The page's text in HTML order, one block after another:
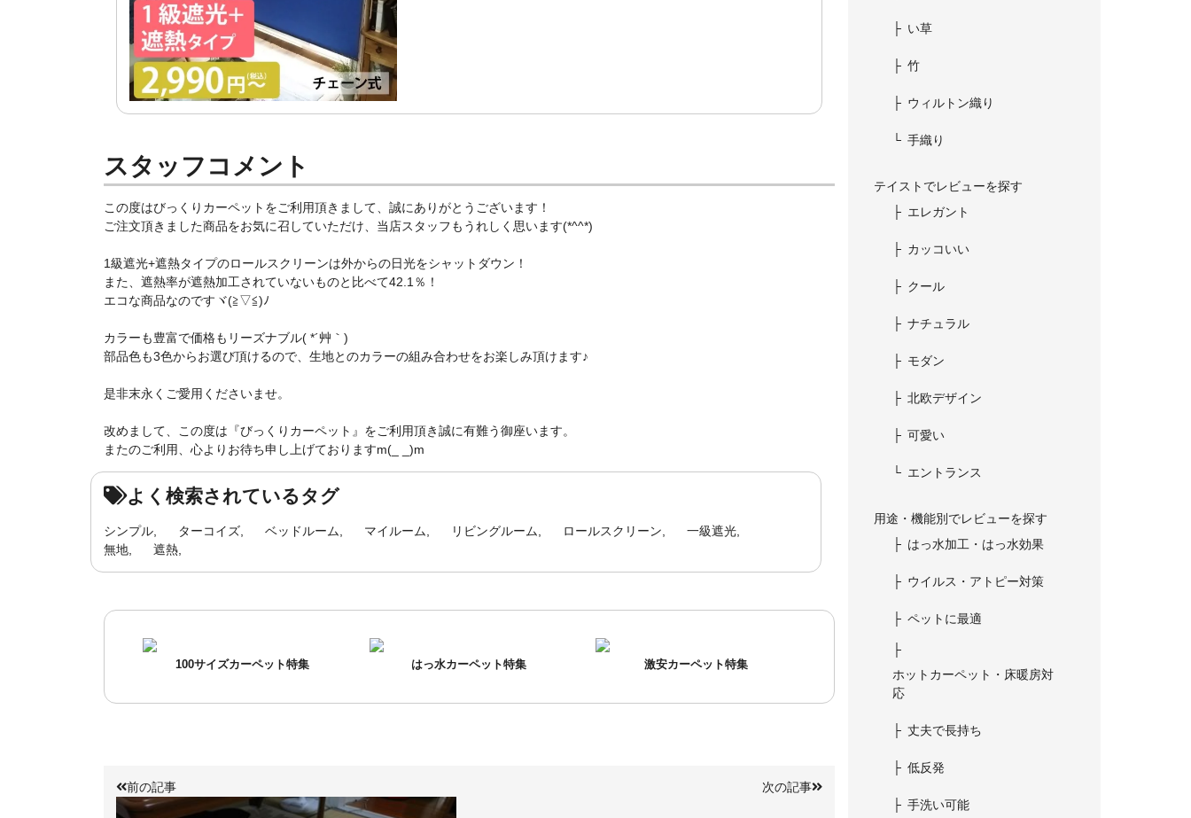
スタッフコメント
この度はびっくりカーペットをご利用頂きまして、誠にありがとうございます！
ご注文頂きました商品をお気に召していただけ、当店スタッフもうれしく思います(*^^*)
1級遮光+遮熱タイプのロールスクリーンは外からの日光をシャットダウン！
また、遮熱率が遮熱加工されていないものと比べて42.1％！
エコな商品なのですヾ(≧▽≦)ﾉ
カラーも豊富で価格もリーズナブル( *´艸｀)
部品色も3色からお選び頂けるので、生地とのカラーの組み合わせをお楽しみ頂けます♪
是非末永くご愛用くださいませ。
改めまして、この度は『びっくりカーペット』をご利用頂き誠に有難う御座います。
またのご利用、心よりお待ち申し上げておりますm(_ _)m
よく検索されているタグ
シンプル ターコイズ ベッドルーム マイルーム リビングルーム ロールスクリーン
一級遮光
無地
遮熱
100サイズカーペット特集 はっ水カーペット特集 激安カーペット特集
前の記事 次の記事
い草
竹
ウィルトン織り
手織り
テイストでレビューを探す
エレガント
カッコいい
クール
ナチュラル
モダン
北欧デザイン
可愛い
エントランス
用途・機能別でレビューを探す
はっ水加工・はっ水効果
ウイルス・アトピー対策
ペットに最適
ホットカーペット・床暖房対
応
丈夫で長持ち
低反発
手洗い可能